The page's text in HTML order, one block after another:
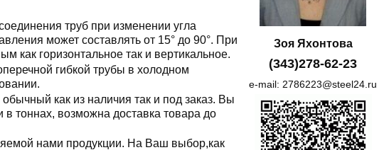
труб при изменении угла
может составлять от 15° до 90°. При
как горизонтальное так и вертикальное.
гибкой трубы в холодном
как из наличия так и под заказ. Вы
в тоннах, возможна доставка товара до
нами продукции. На Ваш выбор,как
Зоя Яхонтова
(343)278-62-23
e-mail: 2786223@steel24.ru